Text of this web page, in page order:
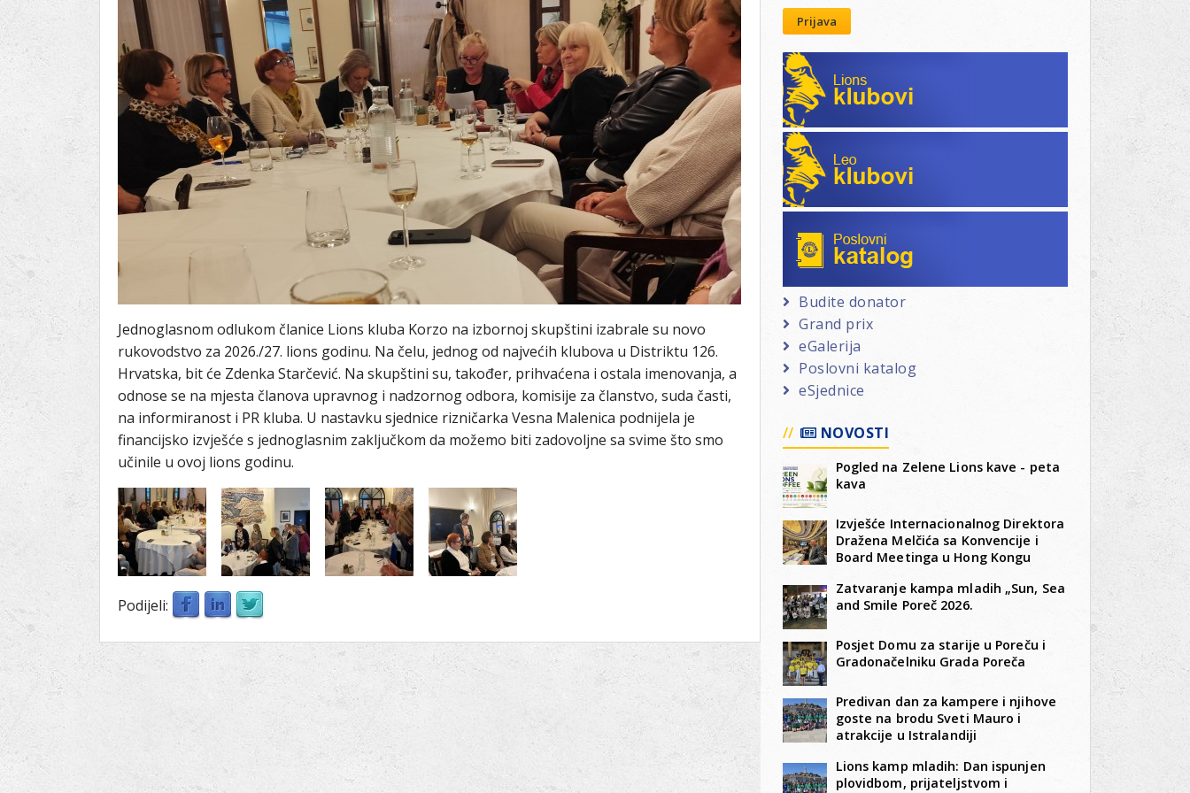
Lions International
Club finder
Podaci o LEO D-126 i kontakt
Jednoglasnom odlukom članice Lions kluba Korzo na izbornoj skupštini izabrale su novo
rukovodstvo za 2026./27. lions godinu. Na čelu, jednog od najvećih klubova u Distriktu 126.
Hrvatska, bit će Zdenka Starčević. Na skupštini su, također, prihvaćena i ostala imenovanja, a
odnose se na mjesta članova upravnog i nadzornog odbora, komisije za članstvo, suda časti,
na informiranost i PR kluba. U nastavku sjednice rizničarka Vesna Malenica podnijela je
financijsko izvješće s jednoglasnim zaključkom da možemo biti zadovoljne sa svime što smo
učinile u ovoj lions godinu.
Podijeli:
Prijava
Lions klubovi
Leo klubovi
Budite donator
Grand prix
eGalerija
Poslovni katalog
eSjednice
NOVOSTI
Pogled na Zelene Lions kave - peta
kava
Izvješće Internacionalnog Direktora
Dražena Melčića sa Konvencije i
Board Meetinga u Hong Kongu
Zatvaranje kampa mladih „Sun, Sea
and Smile Poreč 2026.
Posjet Domu za starije u Poreču i
Gradonačelniku Grada Poreča
Predivan dan za kampere i njihove
goste na brodu Sveti Mauro i
atrakcije u Istralandiji
Lions kamp mladih: Dan ispunjen
plovidbom, prijateljstvom i